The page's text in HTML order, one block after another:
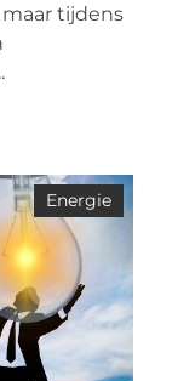
tijdens
Energie